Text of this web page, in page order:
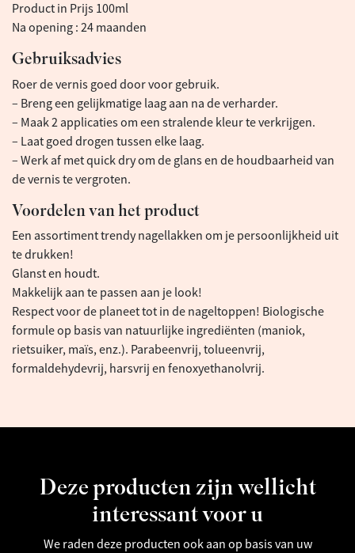
Product in Prijs 100ml
Na opening : 24 maanden
Gebruiksadvies
Roer de vernis goed door voor gebruik.
– Breng een gelijkmatige laag aan na de verharder.
– Maak 2 applicaties om een stralende kleur te verkrijgen.
– Laat goed drogen tussen elke laag.
– Werk af met quick dry om de glans en de houdbaarheid van
de vernis te vergroten.
Voordelen van het product
Een assortiment trendy nagellakken om je persoonlijkheid uit
te drukken!
Glanst en houdt.
Makkelijk aan te passen aan je look!
Respect voor de planeet tot in de nageltoppen! Biologische
formule op basis van natuurlijke ingrediënten (maniok,
rietsuiker, maïs, enz.). Parabeenvrij, tolueenvrij,
formaldehydevrij, harsvrij en fenoxyethanolvrij.
Deze producten zijn wellicht
interessant voor u
We raden deze producten ook aan op basis van uw